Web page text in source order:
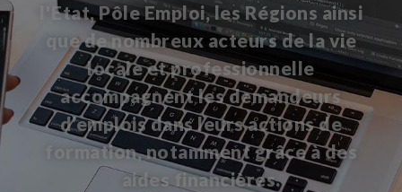
l'Etat, Pôle Emploi, les Régions ainsi
que de nombreux acteurs de la vie
locale et professionnelle
accompagnent les demandeurs
d’emplois dans leurs actions de
formation, notamment grâce à des
aides financières.